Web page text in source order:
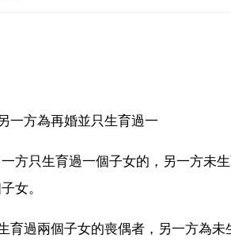
一方為再婚並只生育過一
方只生育過一個子女的，另一方未
女。
育過兩個子女的喪偶者，另一方為